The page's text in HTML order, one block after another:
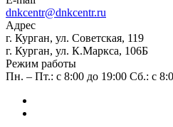
dnkcentr@dnkcentr.ru
Адрес
г. Курган, ул. Советская, 119
г. Курган, ул. К.Маркса, 106Б
Режим работы
Пн. – Пт.: с 8:00 до 19:00 Сб.: с